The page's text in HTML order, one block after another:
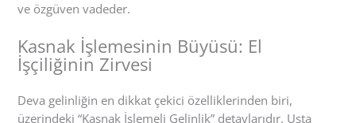
ve özgüven vadeder.
Kasnak İşlemesinin Büyüsü: El
İşçiliğinin Zirvesi
Deva gelinliğin en dikkat çekici özelliklerinden biri,
üzerindeki “Kasnak İşlemeli Gelinlik” detaylarıdır. Usta